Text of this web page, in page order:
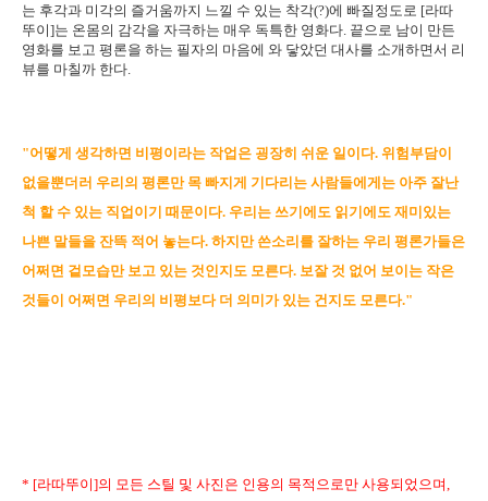
는 후각과 미각의 즐거움까지 느낄 수 있는 착각(?)에 빠질정도로 [라따
뚜이]는 온몸의 감각을 자극하는 매우 독특한 영화다. 끝으로 남이 만든
영화를 보고 평론을 하는 필자의 마음에 와 닿았던 대사를 소개하면서 리
뷰를 마칠까 한다.
"어떻게 생각하면 비평이라는 작업은 굉장히 쉬운 일이다. 위험부담이
없을뿐더러 우리의 평론만 목 빠지게 기다리는 사람들에게는 아주 잘난
척 할 수 있는 직업이기 때문이다. 우리는 쓰기에도 읽기에도 재미있는
나쁜 말들을 잔뜩 적어 놓는다. 하지만 쓴소리를 잘하는 우리 평론가들은
어쩌면 겉모습만 보고 있는 것인지도 모른다. 보잘 것 없어 보이는 작은
것들이 어쩌면 우리의 비평보다 더 의미가 있는 건지도 모른다."
* [라따뚜이]의 모든 스틸 및 사진은 인용의 목적으로만 사용되었으며,